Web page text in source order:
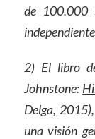
de 100.000
2) El libro
Johnstone:
Delga,
una visión